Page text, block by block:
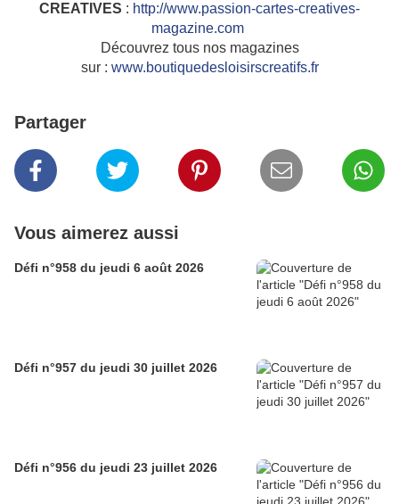
CREATIVES : http://www.passion-cartes-creatives-
magazine.com
Découvrez tous nos magazines
sur : www.boutiquedesloisirscreatifs.fr
Partager
Vous aimerez aussi
Défi n°958 du jeudi 6 août 2026
Défi n°957 du jeudi 30 juillet 2026
Défi n°956 du jeudi 23 juillet 2026